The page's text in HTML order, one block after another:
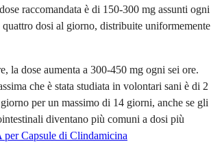
raccomandata è di 150-300 mg assunti ogni
dosi al giorno, distribuite uniformemente
la dose aumenta a 300-450 mg ogni sei ore.
che è stata studiata in volontari sani è di 2
per un massimo di 14 giorni, anche se gli
diventano più comuni a dosi più
per Capsule di Clindamicina